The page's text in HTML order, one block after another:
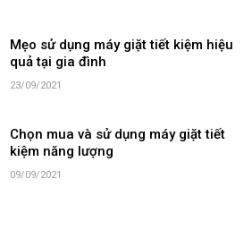
Mẹo sử dụng máy giặt tiết kiệm hiệu
quả tại gia đình
23/09/2021
Chọn mua và sử dụng máy giặt tiết
kiệm năng lượng
09/09/2021